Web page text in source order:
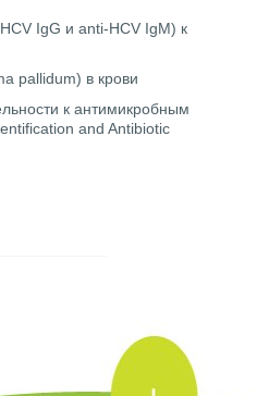
IgG и anti-HCV IgM) к
pallidum) в крови
к антимикробным
and Antibiotic